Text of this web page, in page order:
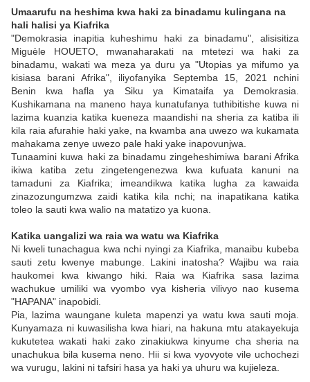
Umaarufu na heshima kwa haki za binadamu kulingana na
hali halisi ya Kiafrika
"Demokrasia inapitia kuheshimu haki za binadamu", alisisitiza
Miguèle HOUETO, mwanaharakati na mtetezi wa haki za
binadamu, wakati wa meza ya duru ya "Utopias ya mifumo ya
kisiasa barani Afrika", iliyofanyika Septemba 15, 2021 nchini
Benin kwa hafla ya Siku ya Kimataifa ya Demokrasia.
Kushikamana na maneno haya kunatufanya tuthibitishe kuwa ni
lazima kuanzia katika kueneza maandishi na sheria za katiba ili
kila raia afurahie haki yake, na kwamba ana uwezo wa kukamata
mahakama zenye uwezo pale haki yake inapovunjwa.
Tunaamini kuwa haki za binadamu zingeheshimiwa barani Afrika
ikiwa katiba zetu zingetengenezwa kwa kufuata kanuni na
tamaduni za Kiafrika; imeandikwa katika lugha za kawaida
zinazozungumzwa zaidi katika kila nchi; na inapatikana katika
toleo la sauti kwa walio na matatizo ya kuona.
Katika uangalizi wa raia wa watu wa Kiafrika
Ni kweli tunachagua kwa nchi nyingi za Kiafrika, manaibu kubeba
sauti zetu kwenye mabunge. Lakini inatosha? Wajibu wa raia
haukomei kwa kiwango hiki. Raia wa Kiafrika sasa lazima
wachukue umiliki wa vyombo vya kisheria vilivyo nao kusema
"HAPANA" inapobidi.
Pia, lazima waungane kuleta mapenzi ya watu kwa sauti moja.
Kunyamaza ni kuwasilisha kwa hiari, na hakuna mtu atakayekuja
kukutetea wakati haki zako zinakiukwa kinyume cha sheria na
unachukua bila kusema neno. Hii si kwa vyovyote vile uchochezi
wa vurugu, lakini ni tafsiri hasa ya haki ya uhuru wa kujieleza.